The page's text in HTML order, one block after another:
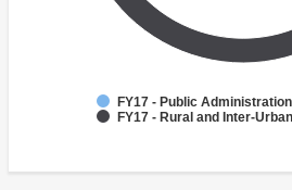
FY17 - Public
FY17 - Rural and Inter-